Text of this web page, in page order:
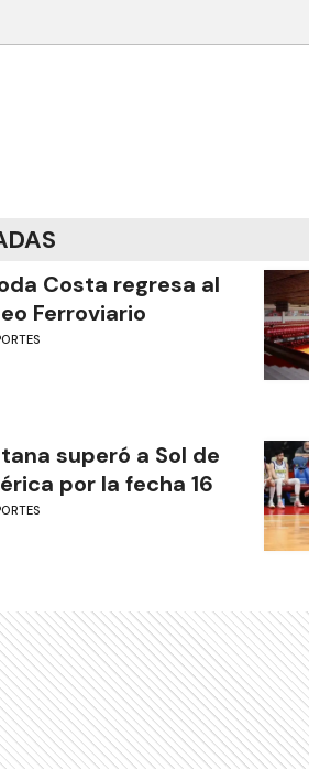
Costa regresa al
Ferroviario
superó a Sol de
por la fecha 16